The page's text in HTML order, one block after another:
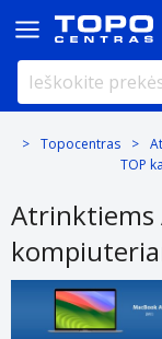
Topocentras
TOP
Atrinktiems